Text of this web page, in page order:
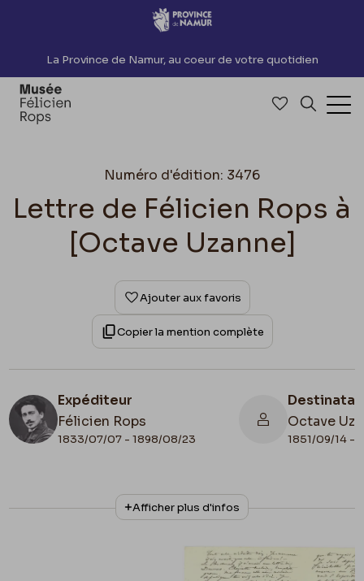
Accèder directement au contenu
La Province de Namur, au coeur de votre quotidien
Accéder à
Numéro d'édition: 3476
Lettre de Félicien Rops à
[Octave Uzanne]
Ajouter aux favoris
Copier la mention complète
Expéditeur
Félicien Rops
1833/07/07 - 1898/08/23
Octave
1851/09/14 -
N° d'inventaire
CPEL/13
Date de fin
1882/05/25
Afficher plus d'infos